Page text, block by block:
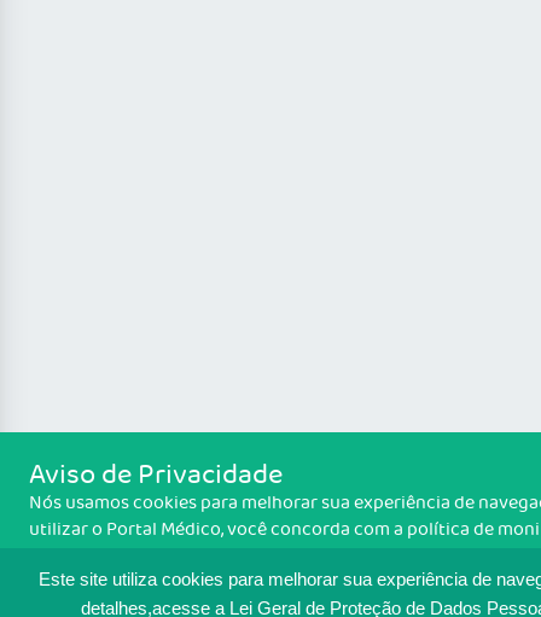
Este site utiliza cookies para melhorar sua experiência de
detalhes,acesse a Lei Geral de Proteção de Dados
Aviso de Privacidade
Nós usamos cookies para melhorar sua experiência de
utilizar o Portal Médico, você concorda com a política de
cookies. Se você concorda, clique em ACEITO.